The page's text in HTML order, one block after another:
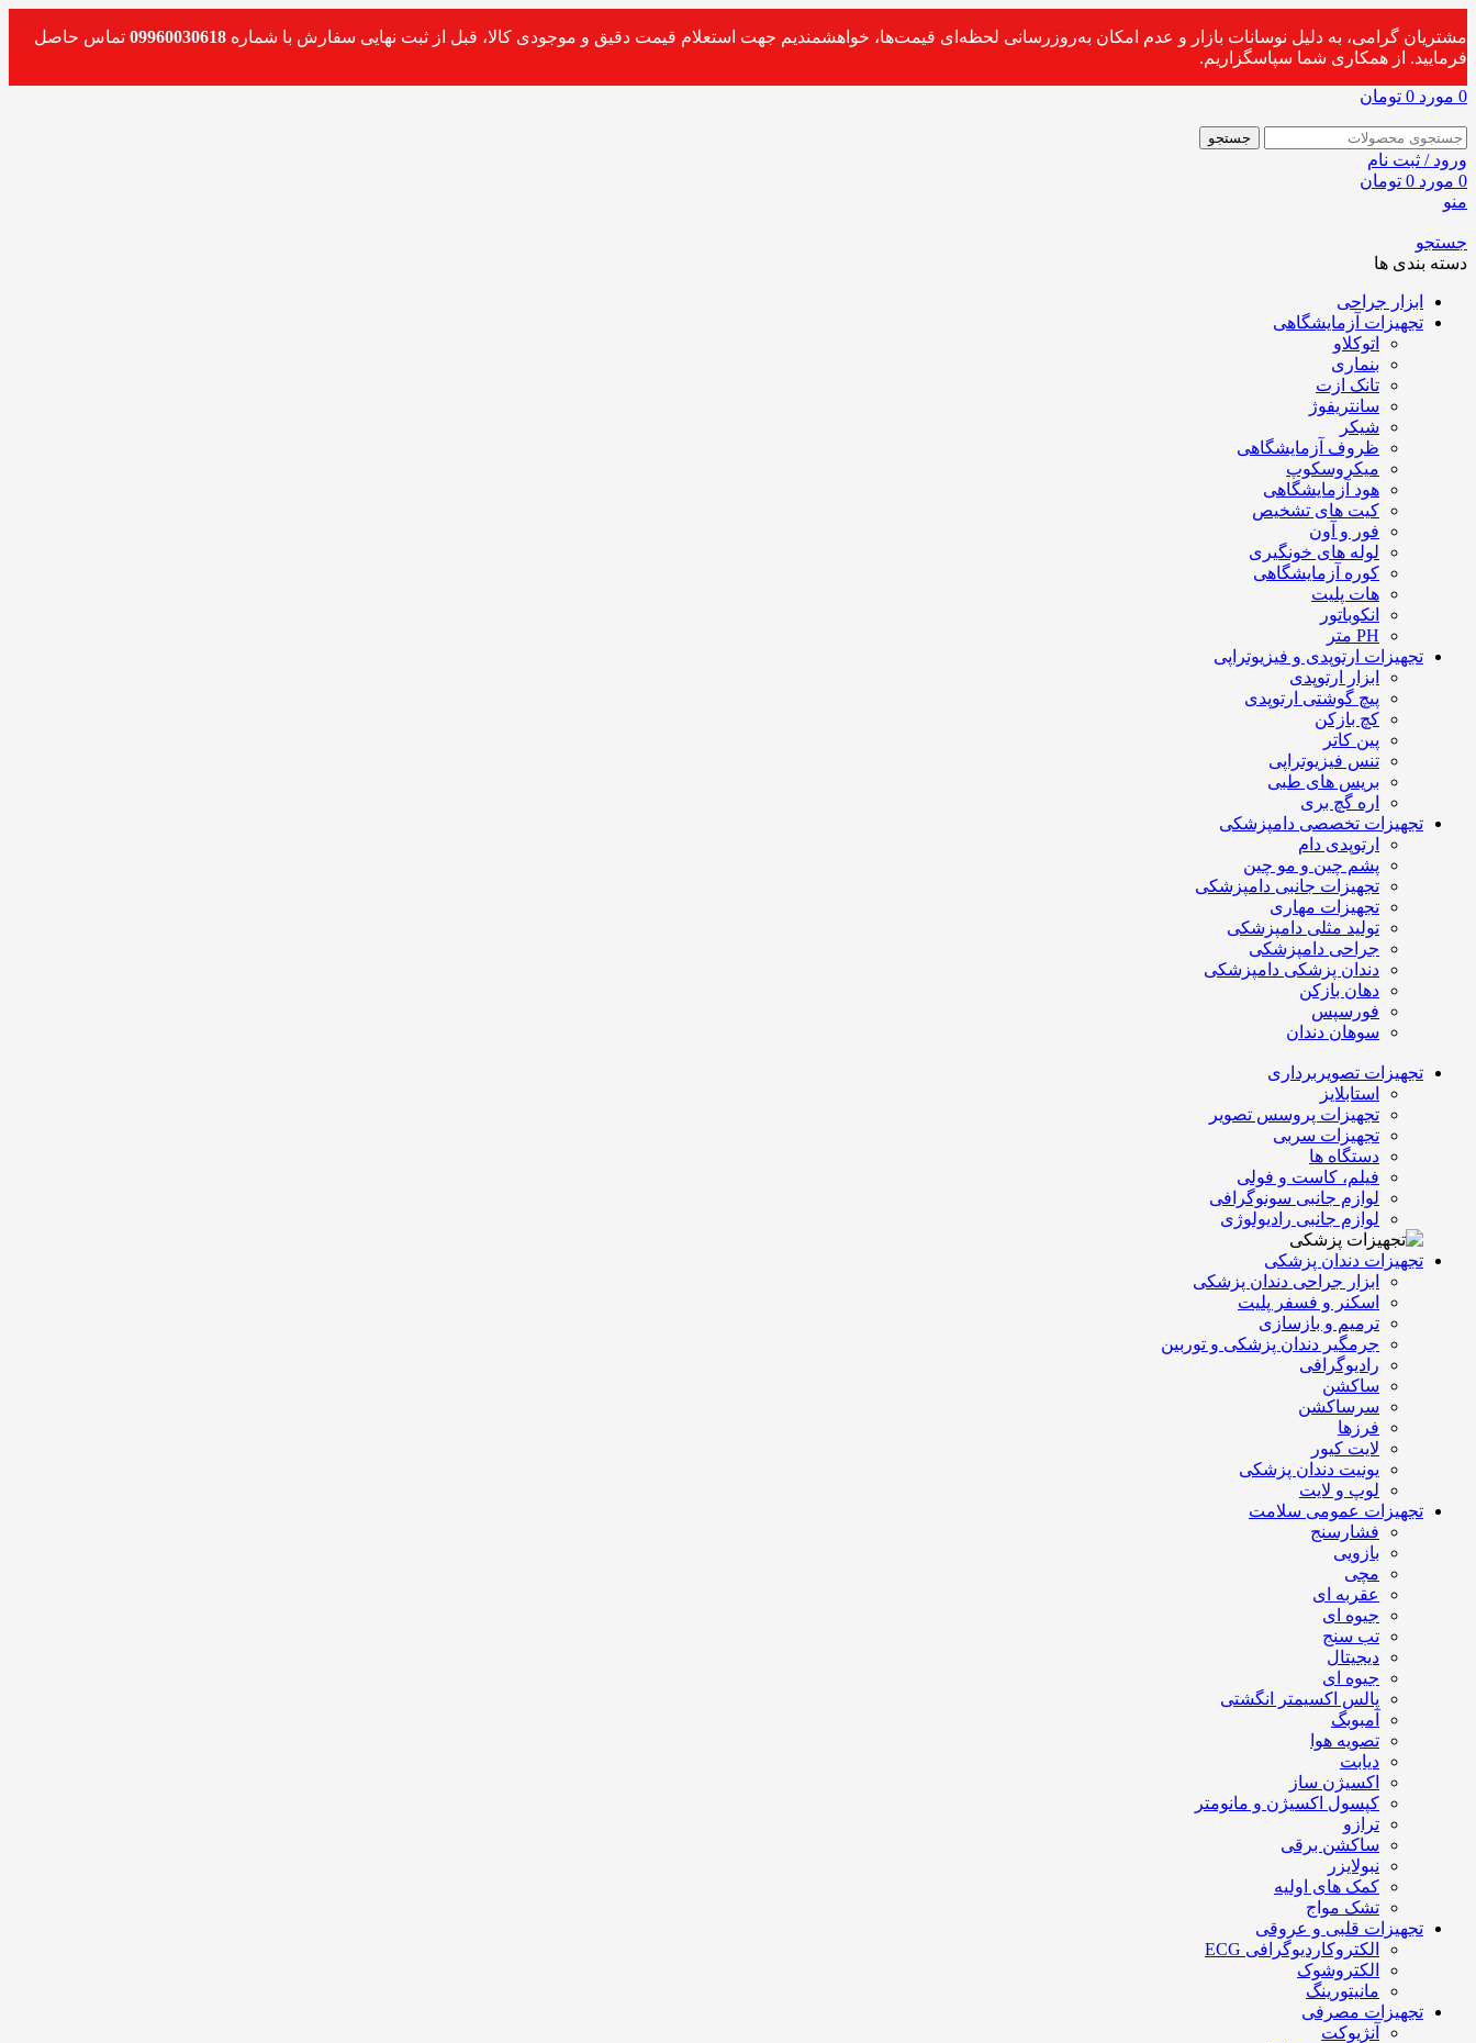
مشتریان گرامی، به دلیل نوسانات بازار و عدم امکان به‌روزرسانی لحظه‌ای قیمت‌ها، خواهشمندیم جهت استعلام قیمت دقیق و موجودی کالا، قبل از ثبت نهایی سفارش با شماره 09960030618 تماس حاصل
فرمایید. از همکاری شما سپاسگزاریم.
0 مورد 0 تومان
جستجو
ورود / ثبت نام
0 مورد 0 تومان
منو
جستجو
دسته بندی ها
ابزار جراحی
تجهیزات آزمایشگاهی
اتوکلاو
بنماری
تانک ازت
سانتریفوژ
شیکر
ظروف آزمایشگاهی
میکروسکوپ
هود آزمایشگاهی
کیت های تشخیص
فور و آون
لوله های خونگیری
کوره آزمایشگاهی
هات پلیت
انکوباتور
PH متر
تجهیزات ارتوپدی و فیزیوتراپی
ابزار ارتوپدی
پیچ گوشتی ارتوپدی
کچ بازکن
پین کاتر
تنس فیزیوتراپی
بریس های طبی
اره گچ بری
تجهیزات تخصصی دامپزشکی
ارتوپدی دام
پشم چین و مو چین
تجهیزات جانبی دامپزشکی
تجهیزات مهاری
تولید مثلی دامپزشکی
جراحی دامپزشکی
دندان پزشکی دامپزشکی
دهان بازکن
فورسپس
سوهان دندان
تجهیزات تصویربرداری
استابلایز
تجهیزات پروسس تصویر
تجهیزات سربی
دستگاه ها
فیلم، کاست و فولی
لوازم جانبی سونوگرافی
لوازم جانبی رادیولوژی
تجهیزات دندان پزشکی
ابزار جراحی دندان پزشکی
اسکنر و فسفر پلیت
ترمیم و بازسازی
جرمگیر دندان پزشکی و توربین
رادیوگرافی
ساکشن
سرساکشن
فرزها
لایت کیور
یونیت دندان پزشکی
لوپ و لایت
تجهیزات عمومی سلامت
فشارسنج
بازویی
مچی
عقربه ای
جیوه ای
تب سنج
دیجیتال
جیوه ای
پالس اکسیمتر انگشتی
آمبوبگ
تصویه هوا
دیابت
اکسیژن ساز
کپسول اکسیژن و مانومتر
ترازو
ساکشن برقی
نبولایزر
کمک های اولیه
تشک مواج
تجهیزات قلبی و عروقی
الکتروکاردیوگرافی ECG
الکتروشوک
مانیتورینگ
تجهیزات مصرفی
آنژیوکت